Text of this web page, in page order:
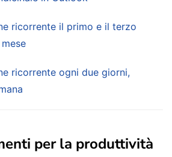
ricorrente il primo e il terzo
ricorrente ogni due giorni,
per la produttività